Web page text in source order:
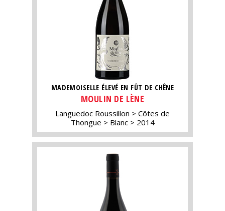
MADEMOISELLE ÉLEVÉ EN FÛT DE CHÊNE
MOULIN DE LÈNE
Languedoc Roussillon
Côtes de
Thongue
Blanc 2014